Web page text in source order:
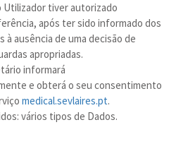
tiver autorizado
após ter sido informado dos
à ausência de uma decisão de
apropriadas.
informará
e obterá o seu consentimento
medical.sevlaires.pt.
vários tipos de Dados.